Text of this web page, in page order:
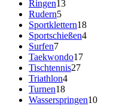
Ringen13
Rudern5
Sportklettern18
Sportschießen4
Surfen7
Taekwondo17
Tischtennis27
Triathlon4
Turnen18
Wasserspringen10